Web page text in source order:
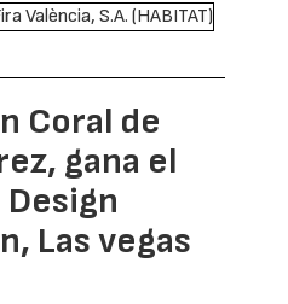
Coral de
gana el
Las vegas